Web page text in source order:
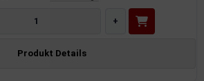
+
Produkt Details